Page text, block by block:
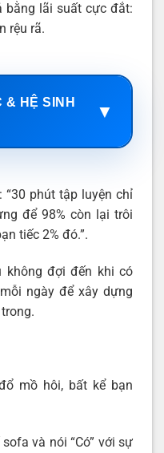
bằng lãi suất cực đắt:
rệu rã.
& HỆ SINH
▼
“30 phút tập luyện chỉ
để 98% còn lại trôi
tiếc 2% đó.”.
đợi đến khi có
ngày để xây dựng
mồ hôi, bất kể bạn
và nói “Có” với sự